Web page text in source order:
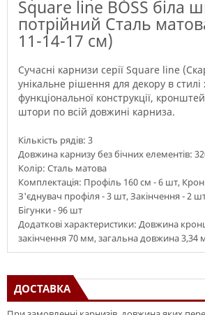
Square line BOSS біла
потрійний Сталь
11-14-17 см)
Сучасні карнизи серії Square line
унікальне рішення для декору в стилі
функціональної конструкції,
штори по всій довжині карниза.
Кількість рядів: 3
Довжина карнизу без бічних елементів:
Колір: Сталь матова
Комплектація: Профіль 160 см - 6 шт,
З'єднувач профіля - 3 шт, Закінчення - 2
Бігунки - 96 шт
Додаткові характеристики: Довжина
закінчення 70 мм, загальна довжина 3,34
ДОСТАВКА